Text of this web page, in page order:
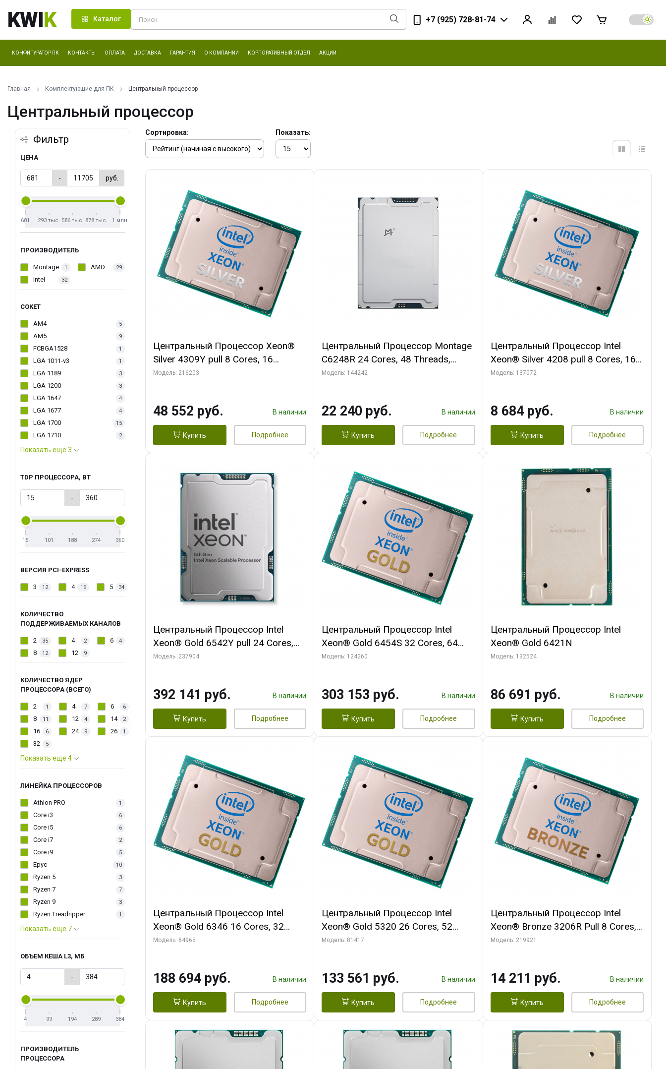
KWIK Каталог +7 (925) 728-81-74
КОНФИГУРАТОР ПК КОНТАКТЫ ОПЛАТА ДОСТАВКА ГАРАНТИЯ О КОМПАНИИ КОРПОРАТИВНЫЙ ОТДЕЛ АКЦИИ
Главная Комплектующие для ПК Центральный процессор
Центральный процессор
Фильтр
ЦЕНА
- руб.
681 293 тыс. 586 тыс. 878 тыс. 1 млн
ПРОИЗВОДИТЕЛЬ
Montage 1 AMD 29
Intel 32
СОКЕТ
AM4 5
AM5 9
FCBGA1528 1
LGA 1011-v3 1
LGA 1189 3
LGA 1200 3
LGA 1647 4
LGA 1677 4
LGA 1700 15
LGA 1710 2
Показать еще 3
TDP ПРОЦЕССОРА, ВТ
-
15 101 188 274 360
ВЕРСИЯ PCI-EXPRESS
3 12 4 16 5 34
КОЛИЧЕСТВО
ПОДДЕРЖИВАЕМЫХ КАНАЛОВ
2 35 4 2 6 4
8 12 12 9
КОЛИЧЕСТВО ЯДЕР
ПРОЦЕССОРА (ВСЕГО)
2 1 4 7 6 6
8 11 12 4 14 2
16 6 24 9 26 1
32 5
Показать еще 4
ЛИНЕЙКА ПРОЦЕССОРОВ
Athlon PRO 1
Core i3 6
Core i5 6
Core i7 2
Core i9 5
Epyc 10
Ryzen 5 3
Ryzen 7 7
Ryzen 9 3
Ryzen Treadripper 1
Показать еще 7
ОБЪЕМ КЕША L3, МБ
-
4 99 194 289 384
ПРОИЗВОДИТЕЛЬ
ПРОЦЕССОРА
Сортировка: Показать:
Центральный Процессор Xeon®
Silver 4309Y pull 8 Cores, 16
Threads, 2.8/3.6GHz, 12M, DDR4-
Модель: 216203
48 552 руб. В наличии
Купить Подробнее
Центральный Процессор Montage
C6248R 24 Cores, 48 Threads,
3.0/4.0GHz, 35.75M, DDR4-2933,
Модель: 144242
22 240 руб. В наличии
Купить Подробнее
Центральный Процессор Intel
Xeon® Silver 4208 pull 8 Cores, 16
Threads, 2.1/3.2GHz, 11M, DDR4-
Модель: 137072
8 684 руб. В наличии
Купить Подробнее
Центральный Процессор Intel
Xeon® Gold 6542Y pull 24 Cores,
48 Threads, 2.9/4.1GHz, 60M,
Модель: 237904
392 141 руб. В наличии
Купить Подробнее
Центральный Процессор Intel
Xeon® Gold 6454S 32 Cores, 64
Threads, 2.2/3.4GHz, 60M, DDR5-
Модель: 124260
303 153 руб. В наличии
Купить Подробнее
Центральный Процессор Intel
Xeon® Gold 6421N
Модель: 132524
86 691 руб. В наличии
Купить Подробнее
Центральный Процессор Intel
Xeon® Gold 6346 16 Cores, 32
Threads, 3.1/3.6GHz, 36M, DDR4-
Модель: 84965
188 694 руб. В наличии
Купить Подробнее
Центральный Процессор Intel
Xeon® Gold 5320 26 Cores, 52
Threads, 2.2/3.4GHz, 39M, DDR4-
Модель: 81417
133 561 руб. В наличии
Купить Подробнее
Центральный Процессор Intel
Xeon® Bronze 3206R Pull 8 Cores,
8 Threads, 1.9GHz, 11M, DDR4-
Модель: 219921
14 211 руб. В наличии
Купить Подробнее